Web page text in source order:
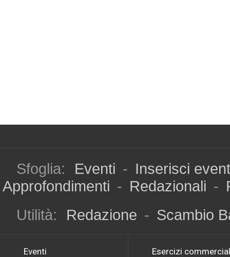
Sfoglia: Eventi - Inserisci
Approfondimenti - Redazionali -
Utilità:
Redazione - Scambio
Eventi Esercizi